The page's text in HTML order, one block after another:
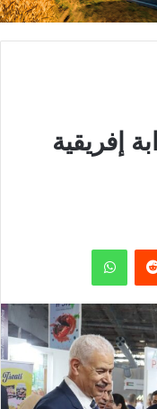
إفريقية
واتساب